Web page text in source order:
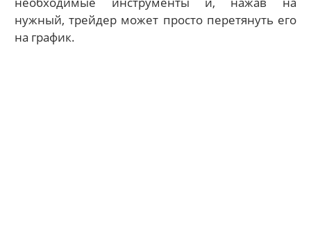
нужный, трейдер может просто перетянуть его
на график.